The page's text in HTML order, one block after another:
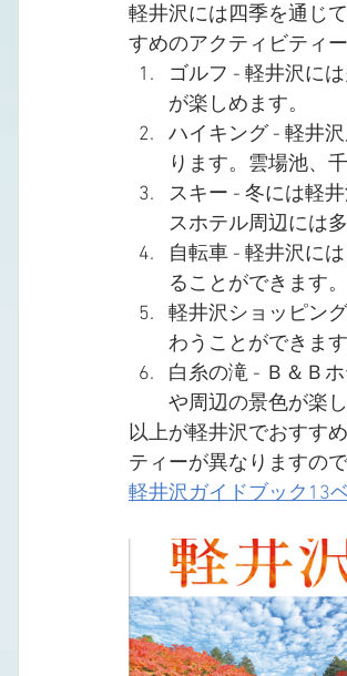
軽井沢には四季を通じ
すめのアクティビティー
ゴルフ - 軽井沢に
が楽しめます。
ハイキング - 軽井
ります。雲場池、
スキー - 冬には軽
スホテル周辺には
自転車 - 軽井沢に
ることができます。
軽井沢ショッピン
わうことができま
白糸の滝 - Ｂ＆Ｂ
や周辺の景色が楽し
以上が軽井沢でおすす
ティーが異なりますの
軽井沢ガイドブック13